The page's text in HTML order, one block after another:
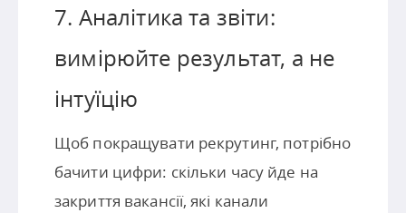
7. Аналітика та звіти:
вимірюйте результат, а не
інтуїцію
Щоб покращувати рекрутинг, потрібно
бачити цифри: скільки часу йде на
закриття вакансії, які канали